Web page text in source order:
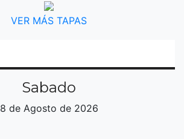
VER MÁS TAPAS
Sabado
8 de Agosto de 2026